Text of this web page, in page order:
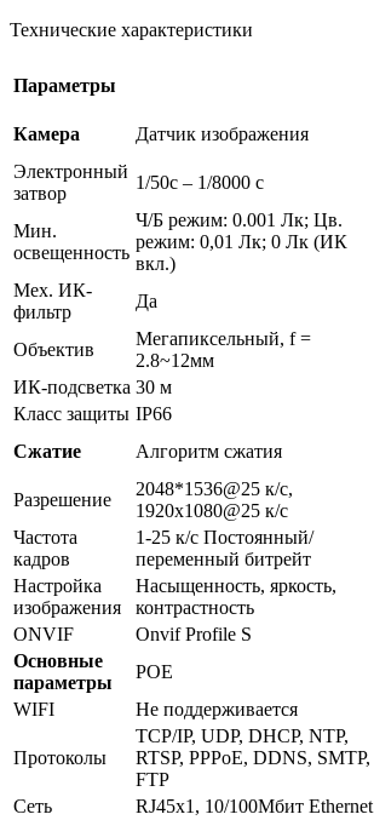
Технические характеристики
Параметры
Камера
Датчик изображения
Электронный
затвор
1/50c – 1/8000 c
Мин.
освещенность
Ч/Б режим: 0.001 Лк; Цв.
режим: 0,01 Лк; 0 Лк (ИК
вкл.)
Мех. ИК-
фильтр
Да
Объектив
Мегапиксельный, f =
2.8~12мм
ИК-подсветка 30 м
Класс защиты IP66
Сжатие
Алгоритм сжатия
Разрешение
2048*1536@25 к/с,
1920х1080@25 к/с
Частота
кадров
1-25 к/с Постоянный/
переменный битрейт
Настройка
изображения
Насыщенность, яркость,
контрастность
ONVIF
Onvif Profile S
Основные
параметры
POE
WIFI
Не поддерживается
Протоколы
TCP/IP, UDP, DHCP, NTP,
RTSP, PPPoE, DDNS, SMTP,
FTP
Сеть
RJ45x1, 10/100Мбит Ethernet